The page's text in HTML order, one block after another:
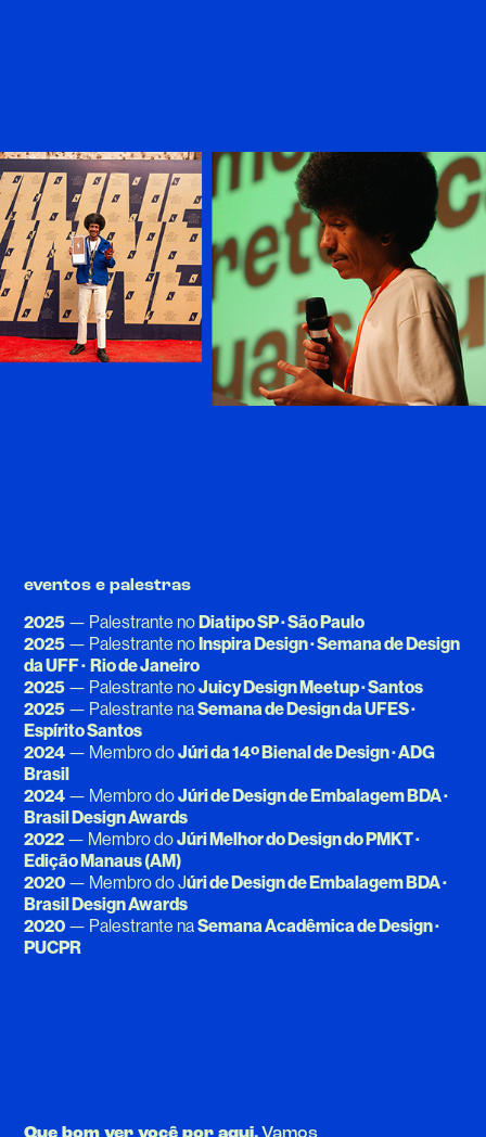
eventos e palestras
2025 — Palestrante noDiatipo SP · São Paulo
2025 — Palestrante noInspira Design · Semana de Design
da UFF · Rio de Janeiro
2025 — Palestrante noJuicy Design Meetup · Santos
2025 — Palestrante naSemana de Design da UFES ·
Espírito Santos
2024 — Membro doJúri da 14º Bienal de Design · ADG
Brasil
2024 — Membro doJúri de Design de Embalagem BDA ·
Brasil Design Awards
2022 — Membro doJúri Melhor do Design do PMKT ·
Edição Manaus (AM)
2020 — Membro do Júri de Design de Embalagem BDA ·
Brasil Design Awards
2020 — Palestrante naSemana Acadêmica de Design ·
PUCPR
Vamos